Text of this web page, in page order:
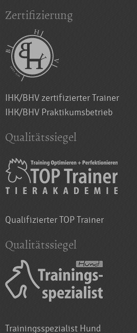
Zertifizierung
IHK/BHV zertifizierter Trainer
IHK/BHV Praktikumsbetrieb
Qualitätssiegel
Qualifizierter TOP Trainer
Qualitätssiegel
Trainingsspezialist Hund